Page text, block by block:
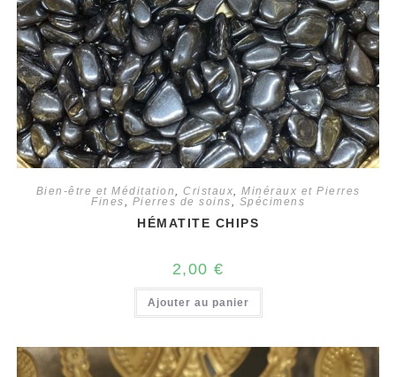
Bien-être et Méditation, Cristaux, Minéraux et Pierres
Fines, Pierres de soins, Spécimens
HÉMATITE CHIPS
2,00 €
Ajouter au panier